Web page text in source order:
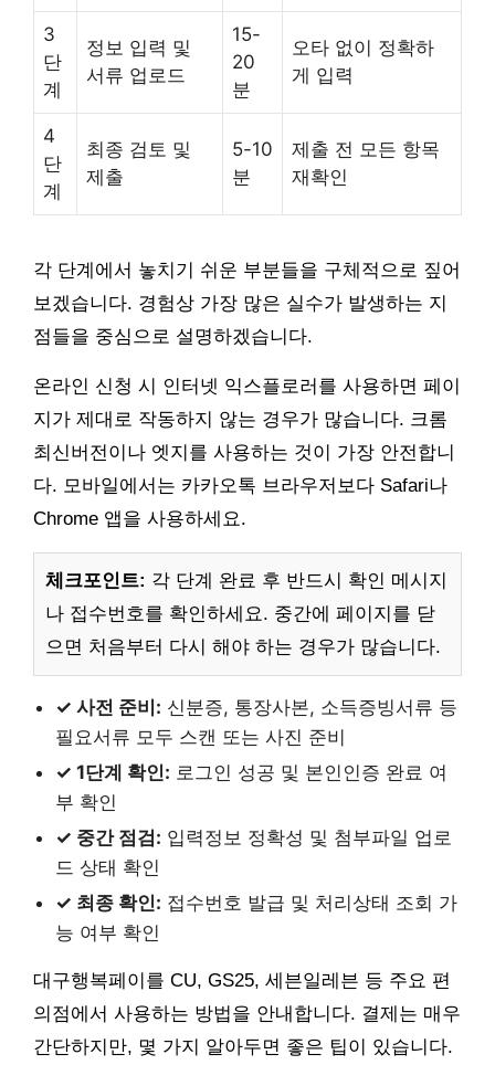
3
단
계
정보 입력 및
서류 업로드
15-
20
분
오타 없이 정확하
게 입력
4
단
계
최종 검토 및
제출
5-10
분
제출 전 모든 항목
재확인
각 단계에서 놓치기 쉬운 부분들을 구체적으로 짚어
보겠습니다. 경험상 가장 많은 실수가 발생하는 지
점들을 중심으로 설명하겠습니다.
온라인 신청 시 인터넷 익스플로러를 사용하면 페이
지가 제대로 작동하지 않는 경우가 많습니다. 크롬
최신버전이나 엣지를 사용하는 것이 가장 안전합니
다. 모바일에서는 카카오톡 브라우저보다 Safari나
Chrome 앱을 사용하세요.
체크포인트: 각 단계 완료 후 반드시 확인 메시지
나 접수번호를 확인하세요. 중간에 페이지를 닫
으면 처음부터 다시 해야 하는 경우가 많습니다.
✓ 사전 준비: 신분증, 통장사본, 소득증빙서류 등
필요서류 모두 스캔 또는 사진 준비
✓ 1단계 확인: 로그인 성공 및 본인인증 완료 여
부 확인
✓ 중간 점검: 입력정보 정확성 및 첨부파일 업로
드 상태 확인
✓ 최종 확인: 접수번호 발급 및 처리상태 조회 가
능 여부 확인
대구행복페이를 CU, GS25, 세븐일레븐 등 주요 편
의점에서 사용하는 방법을 안내합니다. 결제는 매우
간단하지만, 몇 가지 알아두면 좋은 팁이 있습니다.